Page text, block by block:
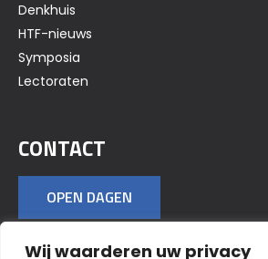
Wij waarderen uw privacy
Denkhuis
HTF-nieuws
Symposia
Lectoraten
CONTACT
OPEN DAGEN